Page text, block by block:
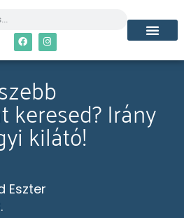
keresed? Irány
kilátó!
Eszter